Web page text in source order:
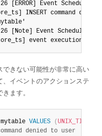
[ERROR] Event Scheduler:
INSERT command
[Note] Event Scheduler:
event execution
きない可能性が非常に高い
イベントのアクションステ
ます。
mytable VALUES (
denied to user